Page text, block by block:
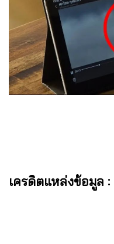
เครดิตแหล่งข้อมูล :